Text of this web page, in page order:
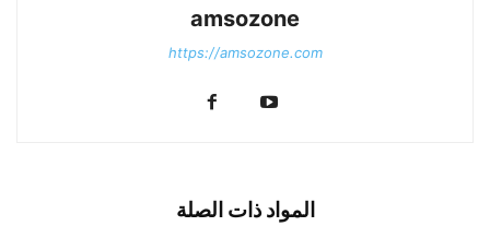
amsozone
https://amsozone.com
المواد ذات الصلة